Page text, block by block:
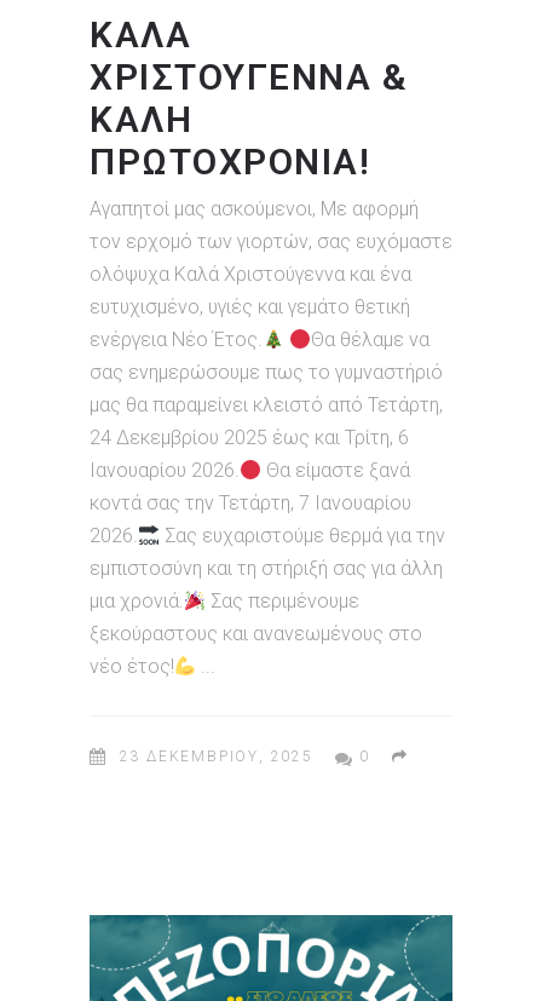
ΚΑΛΆ
ΧΡΙΣΤΟΎΓΕΝΝΑ &
ΚΑΛΉ
ΠΡΩΤΟΧΡΟΝΙΆ!
Αγαπητοί μας ασκούμενοι, Με αφορμή
τον ερχομό των γιορτών, σας ευχόμαστε
ολόψυχα Καλά Χριστούγεννα και ένα
ευτυχισμένο, υγιές και γεμάτο θετική
ενέργεια Νέο Έτος.
Θα θέλαμε να
σας ενημερώσουμε πως το γυμναστήριό
μας θα παραμείνει κλειστό από Τετάρτη,
24 Δεκεμβρίου 2025 έως και Τρίτη, 6
Ιανουαρίου 2026.
Θα είμαστε ξανά
κοντά σας την Τετάρτη, 7 Ιανουαρίου
2026.
Σας ευχαριστούμε θερμά για την
εμπιστοσύνη και τη στήριξή σας για άλλη
μια χρονιά.
Σας περιμένουμε
ξεκούραστους και ανανεωμένους στο
νέο έτος!
23 ΔΕΚΕΜΒΡΊΟΥ, 2025 0